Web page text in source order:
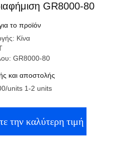
GR8000-80
το προϊόν
Κίνα
GR8000-80
και αποστολής
units 1-2 units
την καλύτερη τιμή